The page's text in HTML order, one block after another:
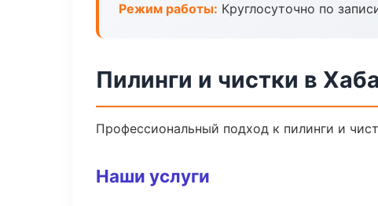
Режим работы: Круглосуточно по
Пилинги и чистки в
Профессиональный подход к пилинги и
Наши услуги